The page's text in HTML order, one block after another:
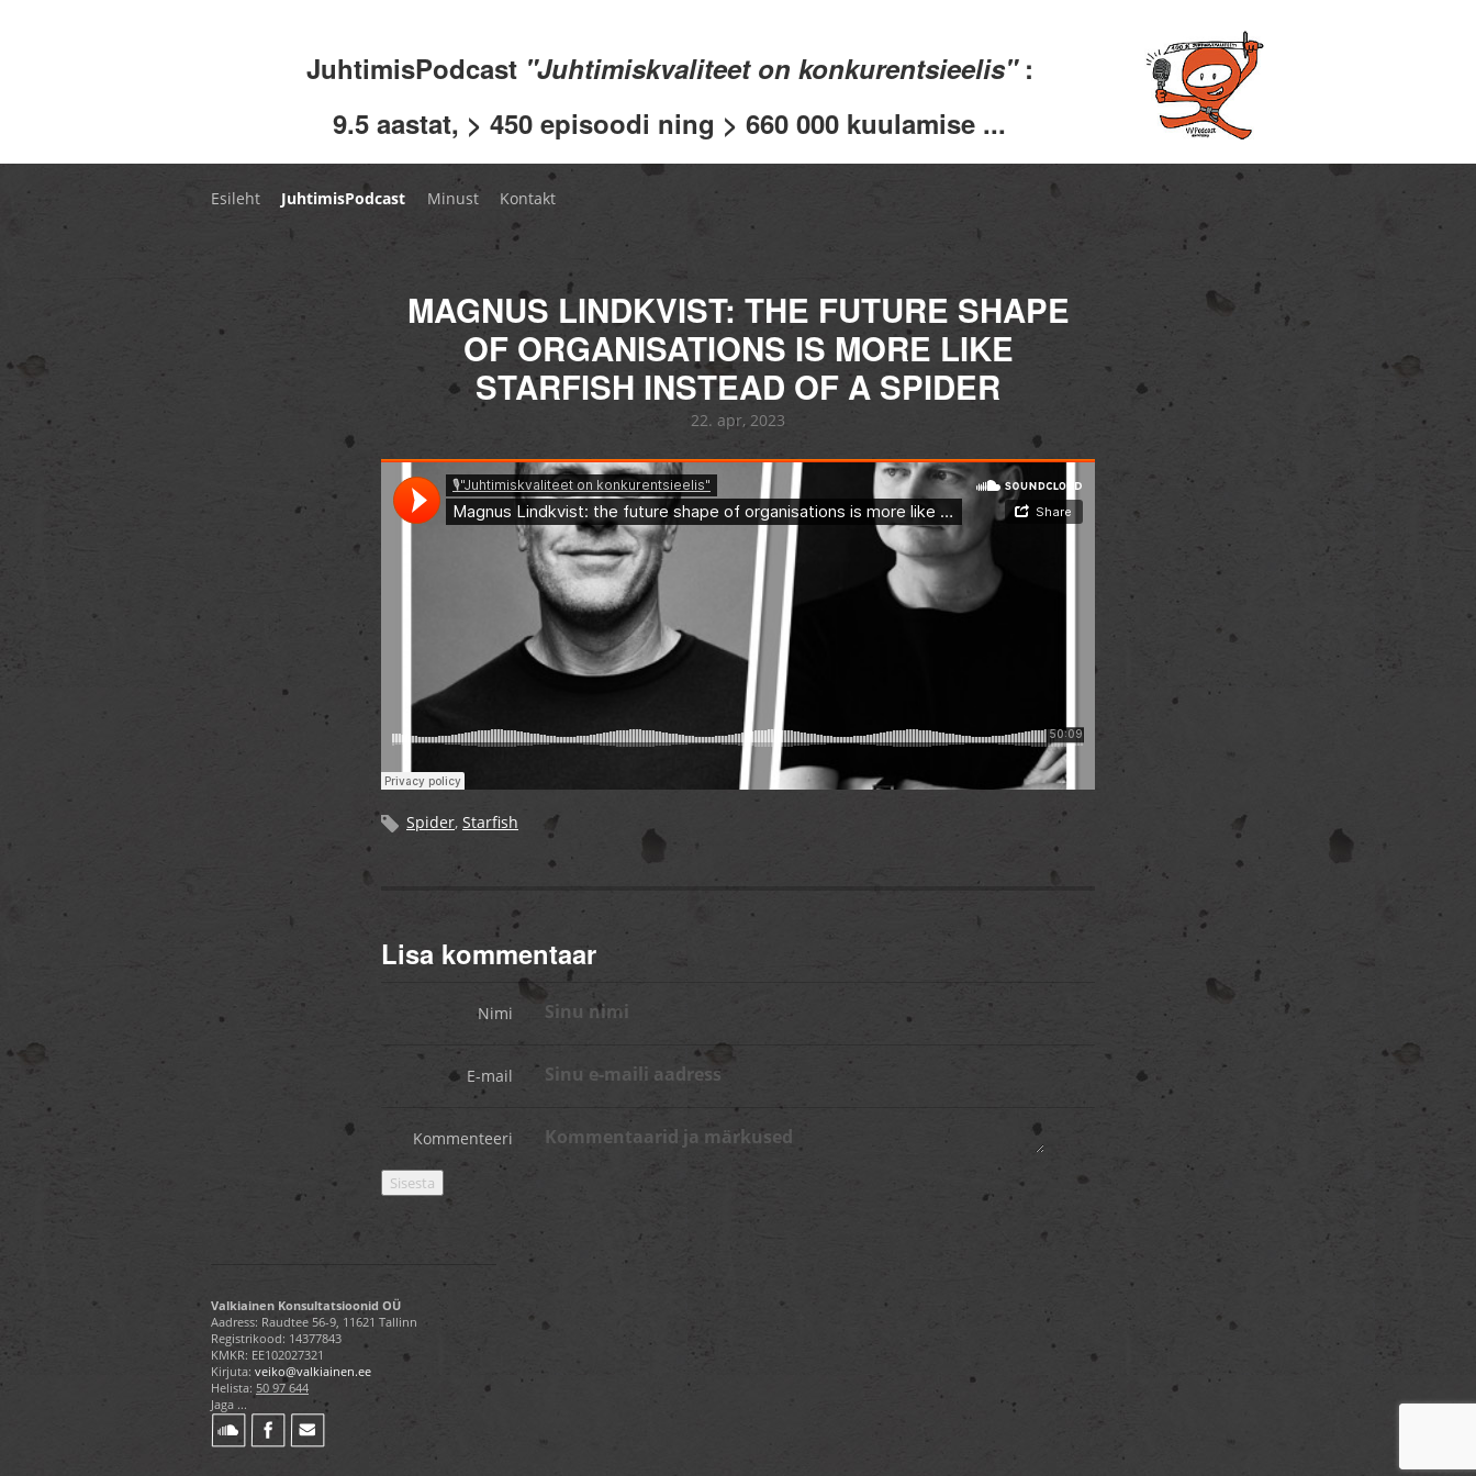
JuhtimisPodcast "Juhtimiskvaliteet on konkurentsieelis" :
9.5 aastat, > 450 episoodi ning > 660 000 kuulamise ...
Esileht JuhtimisPodcast Minust Kontakt
MAGNUS LINDKVIST: THE FUTURE SHAPE
OF ORGANISATIONS IS MORE LIKE
STARFISH INSTEAD OF A SPIDER
22. apr, 2023
Spider, Starfish
Lisa kommentaar
Nimi
E-mail
Kommenteeri
Valkiainen Konsultatsioonid OÜ
Aadress: Raudtee 56-9, 11621 Tallinn
Registrikood: 14377843
KMKR: EE102027321
Kirjuta: veiko@valkiainen.ee
Helista: 50 97 644
Jaga ...